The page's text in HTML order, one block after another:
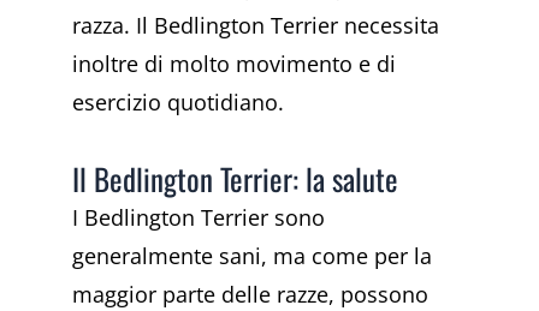
razza. Il Bedlington Terrier necessita
inoltre di molto movimento e di
esercizio quotidiano.
Il Bedlington Terrier: la salute
I Bedlington Terrier sono
generalmente sani, ma come per la
maggior parte delle razze, possono